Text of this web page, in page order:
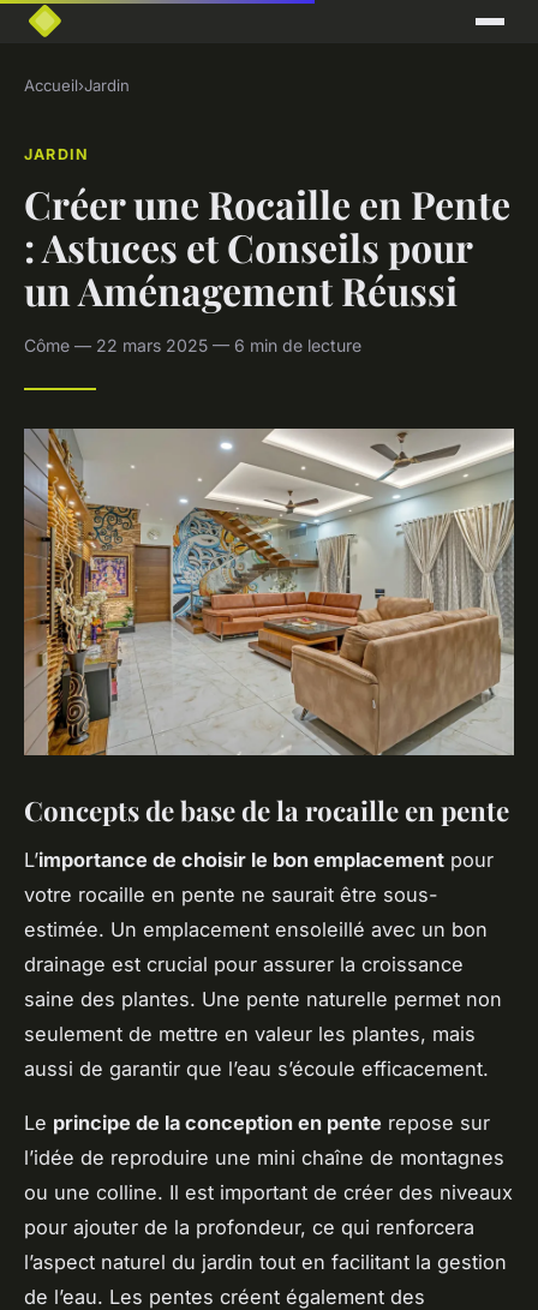
Accueil›Jardin
JARDIN
Créer une Rocaille en Pente
: Astuces et Conseils pour
un Aménagement Réussi
Côme — 22 mars 2025 — 6 min de lecture
Concepts de base de la rocaille en pente
L’importance de choisir le bon emplacement pour
votre rocaille en pente ne saurait être sous-
estimée. Un emplacement ensoleillé avec un bon
drainage est crucial pour assurer la croissance
saine des plantes. Une pente naturelle permet non
seulement de mettre en valeur les plantes, mais
aussi de garantir que l’eau s’écoule efficacement.
Le principe de la conception en pente repose sur
l’idée de reproduire une mini chaîne de montagnes
ou une colline. Il est important de créer des niveaux
pour ajouter de la profondeur, ce qui renforcera
l’aspect naturel du jardin tout en facilitant la gestion
de l’eau. Les pentes créent également des